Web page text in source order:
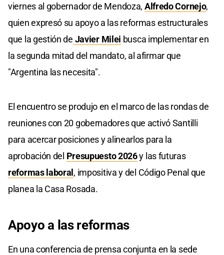
viernes al gobernador de Mendoza, Alfredo Cornejo,
quien expresó su apoyo a las reformas estructurales
que la gestión de Javier Milei busca implementar en
la segunda mitad del mandato, al afirmar que
"Argentina las necesita".
El encuentro se produjo en el marco de las rondas de
reuniones con 20 gobernadores que activó Santilli
para acercar posiciones y alinearlos para la
aprobación del Presupuesto 2026y las futuras
reformas laboral, impositiva y del Código Penal que
planea la Casa Rosada.
Apoyo a las reformas
En una conferencia de prensa conjunta en la sede